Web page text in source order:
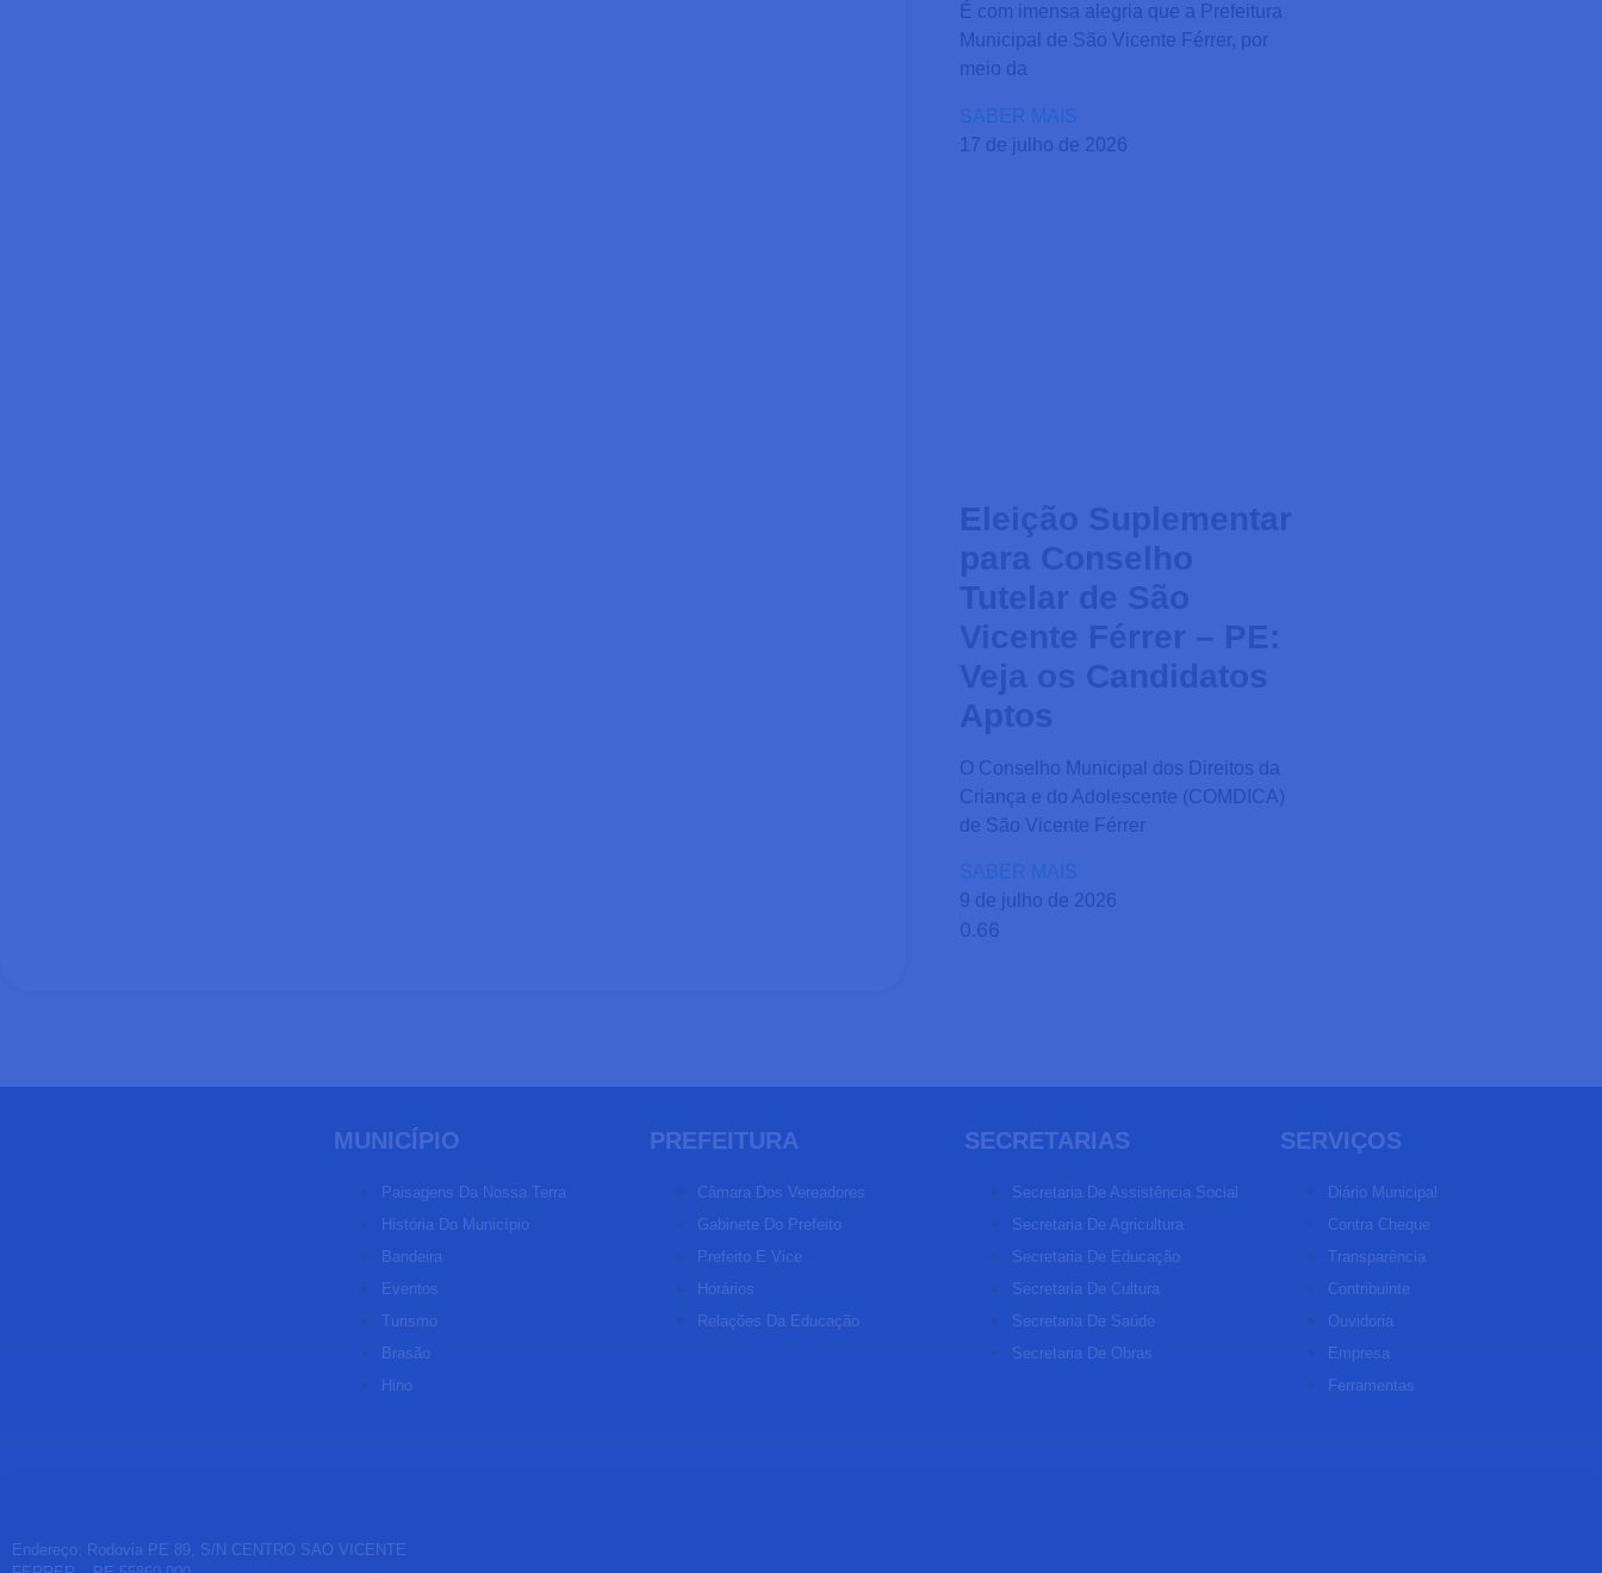
É com imensa alegria que a Prefeitura
Municipal de São Vicente Férrer, por
meio da
SABER MAIS
17 de julho de 2026
Eleição Suplementar
para Conselho
Tutelar de São
Vicente Férrer – PE:
Veja os Candidatos
Aptos
O Conselho Municipal dos Direitos da
Criança e do Adolescente (COMDICA)
de São Vicente Férrer
SABER MAIS
9 de julho de 2026
MUNICÍPIO
Paisagens Da Nossa Terra
História Do Município
Bandeira
Eventos
Turismo
Brasão
Hino
PREFEITURA
Câmara Dos Vereadores
Gabinete Do Prefeito
Prefeito E Vice
Horários
Relações Da Educação
SECRETARIAS
Secretaria De Assistência Social
Secretaria De Agricultura
Secretaria De Educação
Secretaria De Cultura
Secretaria De Saúde
Secretaria De Obras
SERVIÇOS
Diário Municipal
Contra Cheque
Transparência
Contribuinte
Ouvidoria
Empresa
Ferramentas
Endereço: Rodovia PE 89, S/N CENTRO SAO VICENTE